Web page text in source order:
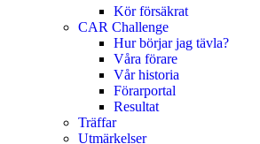
Kör försäkrat
CAR Challenge
Hur börjar jag tävla?
Våra förare
Vår historia
Förarportal
Resultat
Träffar
Utmärkelser